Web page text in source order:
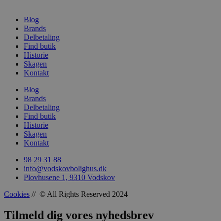
Blog
Brands
Delbetaling
Find butik
Historie
Skagen
Kontakt
Blog
Brands
Delbetaling
Find butik
Historie
Skagen
Kontakt
98 29 31 88
info@vodskovbolighus.dk
Plovhusene 1, 9310 Vodskov
Cookies // © All Rights Reserved 2024
Tilmeld dig vores nyhedsbrev
woocommerce_items_in_cart
wp_woocommerce_session_[abcdef0123456789]